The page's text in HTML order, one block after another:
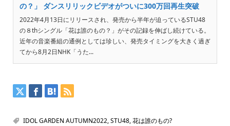
の？」 ダンスリリックビデオがついに300万回再生突破
2022年4月13日にリリースされ、発売から半年が迫っているSTU48
の８thシングル「花は誰のもの？」がその記録を伸ばし続けている。
近年の音楽番組の通例としては珍しい、発売タイミングを大きく過ぎ
てから8月2日NHK「うた...
IDOL GARDEN AUTUMN2022,STU48,花は誰のもの?